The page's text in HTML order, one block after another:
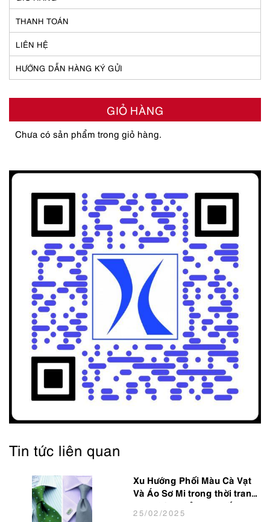
THANH TOÁN
LIÊN HỆ
HƯỚNG DẪN HÀNG KÝ GỬI
GIỎ HÀNG
Chưa có sản phẩm trong giỏ hàng.
Tin tức liên quan
Xu Hướng Phối Màu Cà Vạt
Và Áo Sơ Mi trong thời trang
25/02/2025